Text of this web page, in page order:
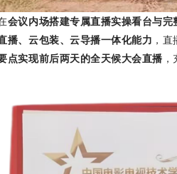
会议内场搭建专属直播实操看台与完
播、云包装、云导播一体化能力 ，
点实现前后两天的全天候大会直播